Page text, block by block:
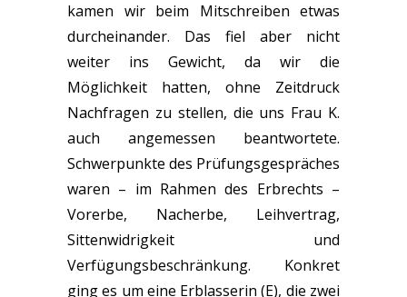
kamen wir beim Mitschreiben etwas
durcheinander. Das fiel aber nicht
weiter ins Gewicht, da wir die
Möglichkeit hatten, ohne Zeitdruck
Nachfragen zu stellen, die uns Frau K.
auch angemessen beantwortete.
Schwerpunkte des Prüfungsgespräches
waren – im Rahmen des Erbrechts –
Vorerbe, Nacherbe, Leihvertrag,
Sittenwidrigkeit und
Verfügungsbeschränkung. Konkret
ging es um eine Erblasserin (E), die zwei